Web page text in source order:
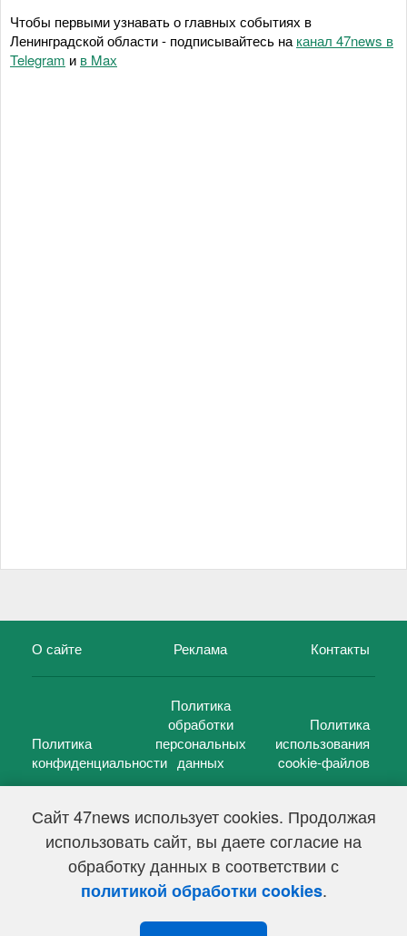
Сайт 47news использует cookies. Продолжая
использовать сайт, вы даете согласие на
обработку данных в соответствии с
политикой обработки cookies.
Чтобы первыми узнавать о главных событиях в
Ленинградской области - подписывайтесь на канал 47news в
Telegram и в Maх
О сайте Реклама Контакты
Политика
конфиденциальности
Политика
обработки
персональных
данных
Политика
использования
cookie-файлов
47 новостей (47 news)2005 — 2026 г.
Свидетельство о регистрации СМИ Эл № ФС 77-39848, выдано
Федеральной службой по надзору в сфере связи,
информационных технологий и массовых коммуникаций